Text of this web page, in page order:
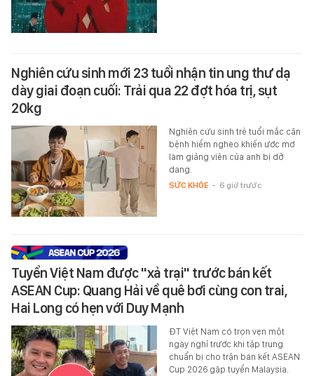
Nghiên cứu sinh mới 23 tuổi nhận tin ung thư dạ
dày giai đoạn cuối: Trải qua 22 đợt hóa trị, sụt
20kg
Nghiên cứu sinh trẻ tuổi mắc căn
bệnh hiểm nghèo khiến ước mơ
làm giảng viên của anh bị dở
dang.
SỨC KHỎE - 6 giờ trước
Tuyển Việt Nam được "xả trại" trước bán kết
ASEAN Cup: Quang Hải về quê bơi cùng con trai,
Hai Long có hẹn với Duy Mạnh
ĐT Việt Nam có trọn vẹn một
ngày nghỉ trước khi tập trung
chuẩn bị cho trận bán kết ASEAN
Cup 2026 gặp tuyển Malaysia.